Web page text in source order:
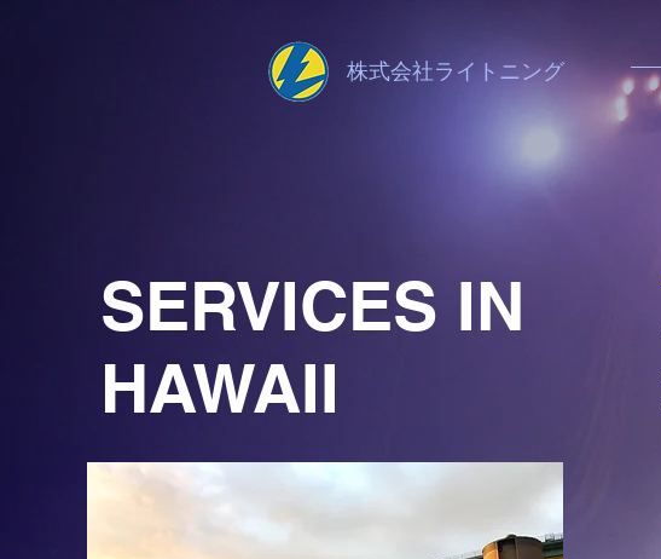
株式会社ライトニング
SERVICES IN
HAWAII